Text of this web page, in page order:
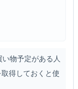
物予定がある人
得しておくと使